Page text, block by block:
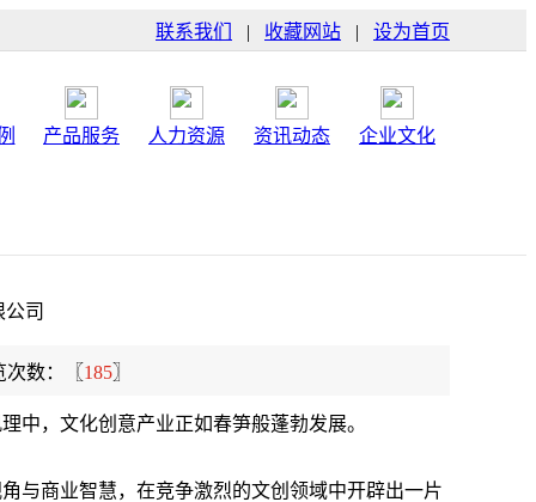
联系我们 | 收藏网站 | 设为首页
产品服务 人力资源 资讯动态 企业文化
司
数：〖 185〗
中，文化创意产业正如春笋般蓬勃发展。
与商业智慧，在竞争激烈的文创领域中开辟出一片